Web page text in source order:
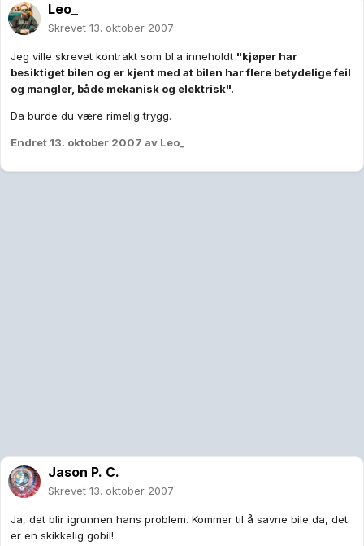
Leo_
Skrevet 13. oktober 2007
Jeg ville skrevet kontrakt som bl.a inneholdt "kjøper har
besiktiget bilen og er kjent med at bilen har flere betydelige feil
og mangler, både mekanisk og elektrisk".
Da burde du være rimelig trygg.
Endret 13. oktober 2007 av Leo_
Jason P. C.
Skrevet 13. oktober 2007
Ja, det blir igrunnen hans problem. Kommer til å savne bile da, det
er en skikkelig gobil!